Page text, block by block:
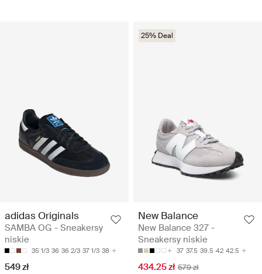
adidas Originals
SAMBA OG - Sneakersy
niskie
35 1/3 36 36 2/3 37 1/3 38
549 zł
25% Deal
New Balance
New Balance 327 -
Sneakersy niskie
37 37.5 39.5 42 42.5
434.25 zł 579 zł